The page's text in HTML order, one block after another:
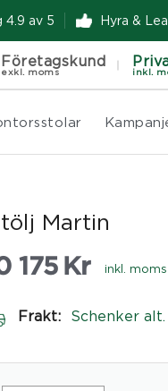
4.9 av 5 Hyra &
Företagskund
exkl. moms inkl.
Martin
175 Kr inkl. moms
Frakt: Schenker alt.